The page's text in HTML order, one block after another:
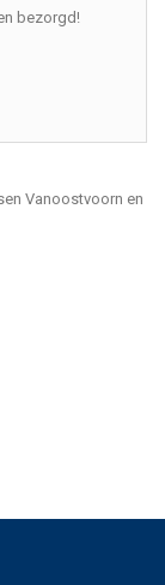
bezorgd!
Vanoostvoorn en